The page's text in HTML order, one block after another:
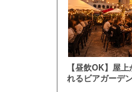
【昼飲OK】屋
れるビアガーデ